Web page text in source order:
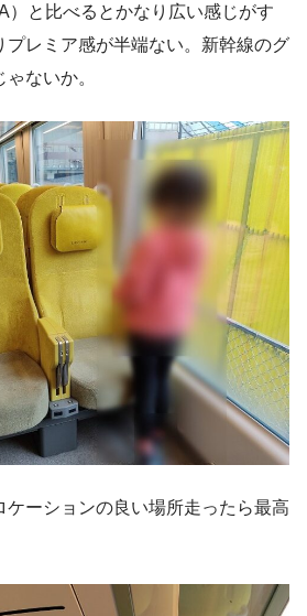
）と比べるとかなり広い感じがす
プレミア感が半端ない。新幹線のグ
ないか。
ケーションの良い場所走ったら最高